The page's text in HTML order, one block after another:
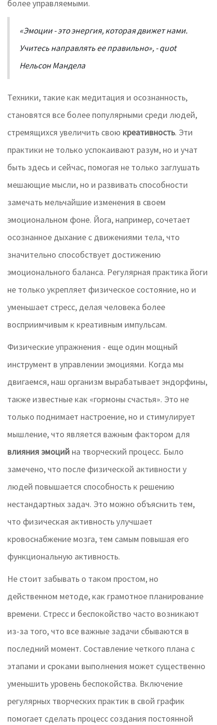
более управляемыми.
«Эмоции - это энергия, которая движет нами.
Учитесь направлять ее правильно», - quot
Нельсон Мандела
Техники, такие как медитация и осознанность,
становятся все более популярными среди людей,
стремящихся увеличить свою креативность. Эти
практики не только успокаивают разум, но и учат
быть здесь и сейчас, помогая не только заглушать
мешающие мысли, но и развивать способности
замечать мельчайшие изменения в своем
эмоциональном фоне. Йога, например, сочетает
осознанное дыхание с движениями тела, что
значительно способствует достижению
эмоционального баланса. Регулярная практика йоги
не только укрепляет физическое состояние, но и
уменьшает стресс, делая человека более
восприимчивым к креативным импульсам.
Физические упражнения - еще один мощный
инструмент в управлении эмоциями. Когда мы
двигаемся, наш организм вырабатывает эндорфины,
также известные как «гормоны счастья». Это не
только поднимает настроение, но и стимулирует
мышление, что является важным фактором для
влияния эмоций на творческий процесс. Было
замечено, что после физической активности у
людей повышается способность к решению
нестандартных задач. Это можно объяснить тем,
что физическая активность улучшает
кровоснабжение мозга, тем самым повышая его
функциональную активность.
Не стоит забывать о таком простом, но
действенном методе, как грамотное планирование
времени. Стресс и беспокойство часто возникают
из-за того, что все важные задачи сбываются в
последний момент. Составление четкого плана с
этапами и сроками выполнения может существенно
уменьшить уровень беспокойства. Включение
регулярных творческих практик в свой график
помогает сделать процесс создания постоянной